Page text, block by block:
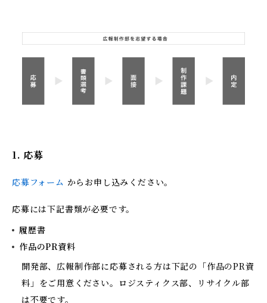
1. 応募
応募フォーム からお申し込みください。
応募には下記書類が必要です。
履歴書
作品のPR資料
開発部、広報制作部に応募される方は下記の「作品のPR資
料」をご用意ください。ロジスティクス部、リサイクル部
は不要です。